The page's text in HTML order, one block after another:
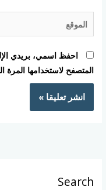
الموقع
احفظ اسمي، بريدي
المتصفح لاستخدامها المرة
Search